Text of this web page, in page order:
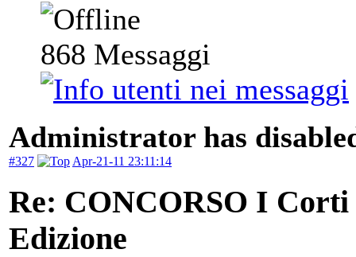
868 Messaggi
Administrator has
#327 Apr-21-11 23:11:14
Re: CONCORSO I
Edizione